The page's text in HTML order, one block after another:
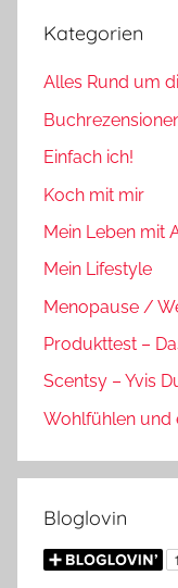
Kategorien
Alles Rund um
Einfach ich!
Koch mit mir
Mein Leben mit
Mein Lifestyle
Menopause /
Produkttest –
Scentsy – Yvis
Wohlfühlen und
Bloglovin